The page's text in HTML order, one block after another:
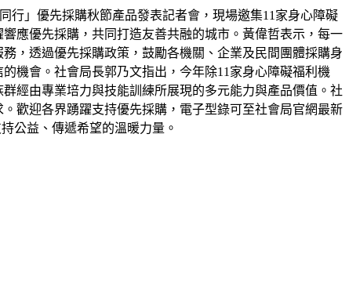
行」優先採購秋節產品發表記者會，現場邀集11家身心障礙
應優先採購，共同打造友善共融的城市。黃偉哲表示，每一
，透過優先採購政策，鼓勵各機關、企業及民間團體採購身
機會。社會局長郭乃文指出，今年除11家身心障礙福利機
經由專業培力與技能訓練所展現的多元能力與產品價值。社
歡迎各界踴躍支持優先採購，電子型錄可至社會局官網最新
公益、傳遞希望的溫暖力量。